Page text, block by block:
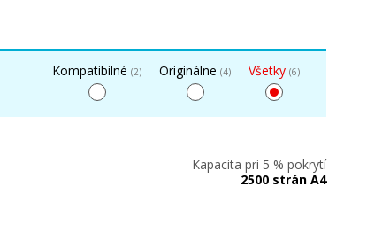
Kompatibilné (2) Originálne (4) Všetky (6)
Kapacita pri 5 % pokrytí
2500 strán A4